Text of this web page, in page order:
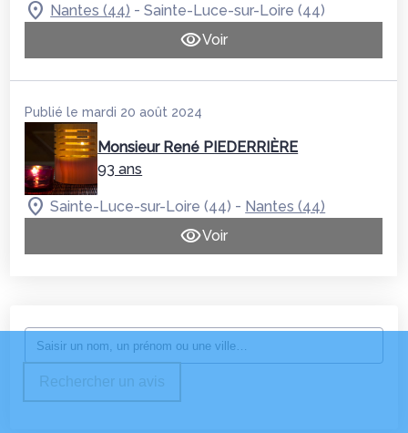
Nantes (44) -Sainte-Luce-sur-Loire (44)
Voir
Publié le mardi 20 août 2024
Monsieur René PIEDERRIÈRE
93 ans
Sainte-Luce-sur-Loire (44) - Nantes (44)
Voir
Rechercher un avis